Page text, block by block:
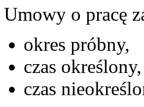
Umowy o pracę
okres próbny,
czas określony,
czas